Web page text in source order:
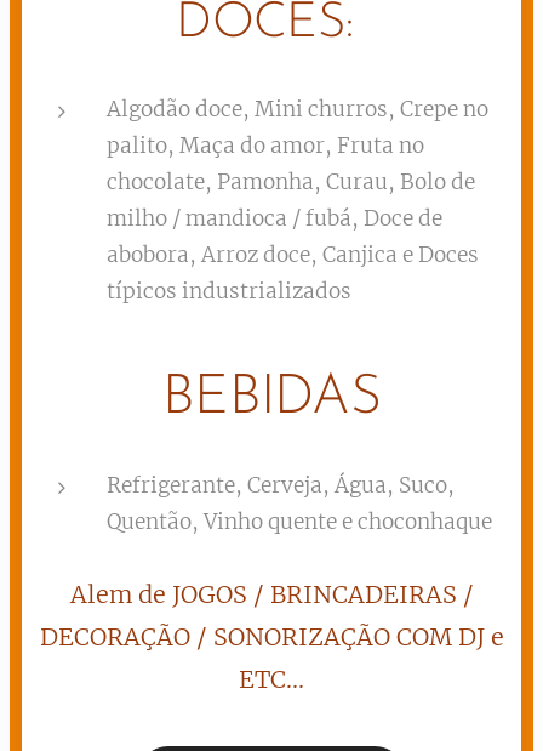
DOCES:
Algodão doce, Mini churros, Crepe no
palito, Maça do amor, Fruta no
chocolate, Pamonha, Curau, Bolo de
milho / mandioca / fubá, Doce de
abobora, Arroz doce, Canjica e Doces
típicos industrializados
BEBIDAS
Refrigerante, Cerveja, Água, Suco,
Quentão, Vinho quente e choconhaque
Alem de JOGOS / BRINCADEIRAS /
DECORAÇÃO / SONORIZAÇÃO COM DJ e
ETC...